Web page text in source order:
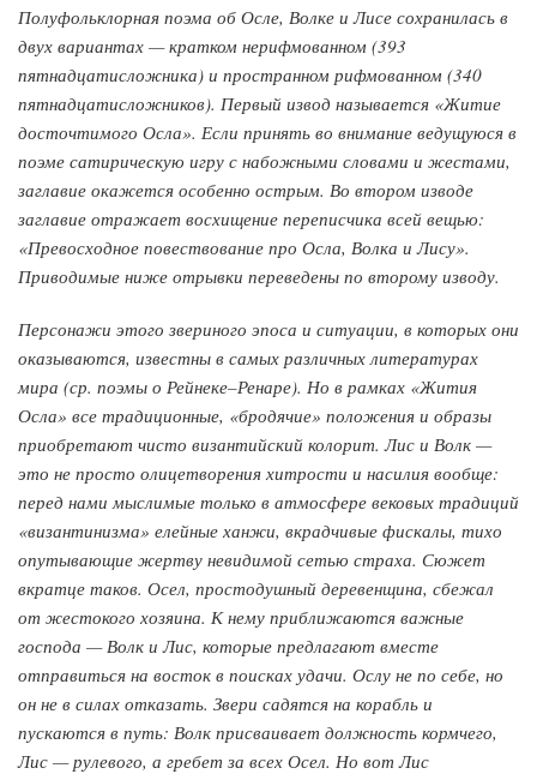
Полуфольклорная поэма об Осле, Волке и Лисе сохранилась в
двух вариантах — кратком нерифмованном (393
пятнадцатисложника) и пространном рифмованном (340
пятнадцатисложников). Первый извод называется «Житие
досточтимого Осла». Если принять во внимание ведущуюся в
поэме сатирическую игру с набожными словами и жестами,
заглавие окажется особенно острым. Во втором изводе
заглавие отражает восхищение переписчика всей вещью:
«Превосходное повествование про Осла, Волка и Лису».
Приводимые ниже отрывки переведены по второму изводу.
Персонажи этого звериного эпоса и ситуации, в которых они
оказываются, известны в самых различных литературах
мира (ср. поэмы о Рейнеке–Ренаре). Но в рамках «Жития
Осла» все традиционные, «бродячие» положения и образы
приобретают чисто византийский колорит. Лис и Волк —
это не просто олицетворения хитрости и насилия вообще:
перед нами мыслимые только в атмосфере вековых традиций
«византинизма» елейные ханжи, вкрадчивые фискалы, тихо
опутывающие жертву невидимой сетью страха. Сюжет
вкратце таков. Осел, простодушный деревенщина, сбежал
от жестокого хозяина. К нему приближаются важные
господа — Волк и Лис, которые предлагают вместе
отправиться на восток в поисках удачи. Ослу не по себе, но
он не в силах отказать. Звери садятся на корабль и
пускаются в путь: Волк присваивает должность кормчего,
Лис — рулевого, а гребет за всех Осел. Но вот Лис